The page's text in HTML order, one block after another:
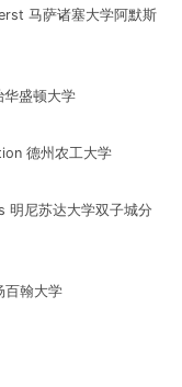
马萨诸塞大学阿默斯
盛顿大学
德州农工大学
明尼苏达大学双子城分
百翰大学